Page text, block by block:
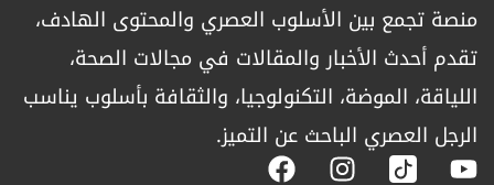
منصة تجمع بين الأسلوب العصري والمحتوى الهادف،
تقدم أحدث الأخبار والمقالات في مجالات الصحة،
اللياقة، الموضة، التكنولوجيا، والثقافة بأسلوب يناسب
الرجل العصري الباحث عن التميز.